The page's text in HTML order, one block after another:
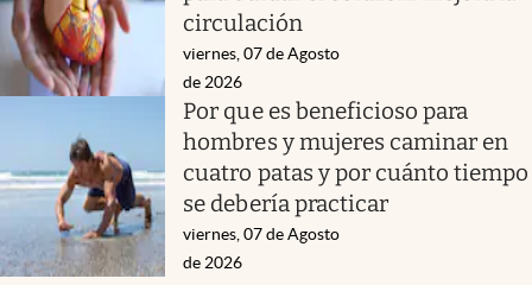
circulación
viernes, 07 de Agosto
de 2026
Por que es beneficioso para
hombres y mujeres caminar en
cuatro patas y por cuánto tiempo
se debería practicar
viernes, 07 de Agosto
de 2026